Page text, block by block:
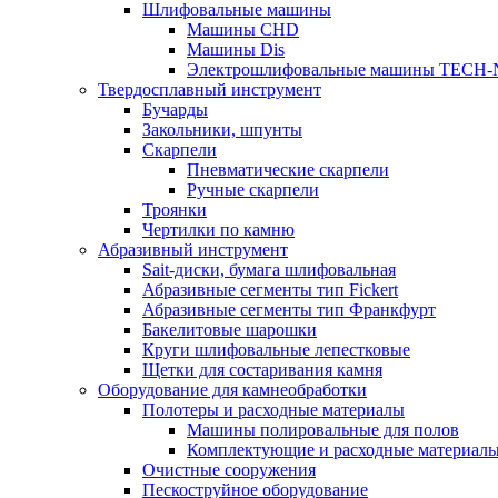
Шлифовальные машины
Машины CHD
Машины Dis
Электрошлифовальные машины TECH-
Твердосплавный инструмент
Бучарды
Закольники, шпунты
Скарпели
Пневматические скарпели
Ручные скарпели
Троянки
Чертилки по камню
Абразивный инструмент
Sait-диски, бумага шлифовальная
Абразивные сегменты тип Fickert
Абразивные сегменты тип Франкфурт
Бакелитовые шарошки
Круги шлифовальные лепестковые
Щетки для состаривания камня
Оборудование для камнеобработки
Полотеры и расходные материалы
Машины полировальные для полов
Комплектующие и расходные
Очистные сооружения
Пескоструйное оборудование